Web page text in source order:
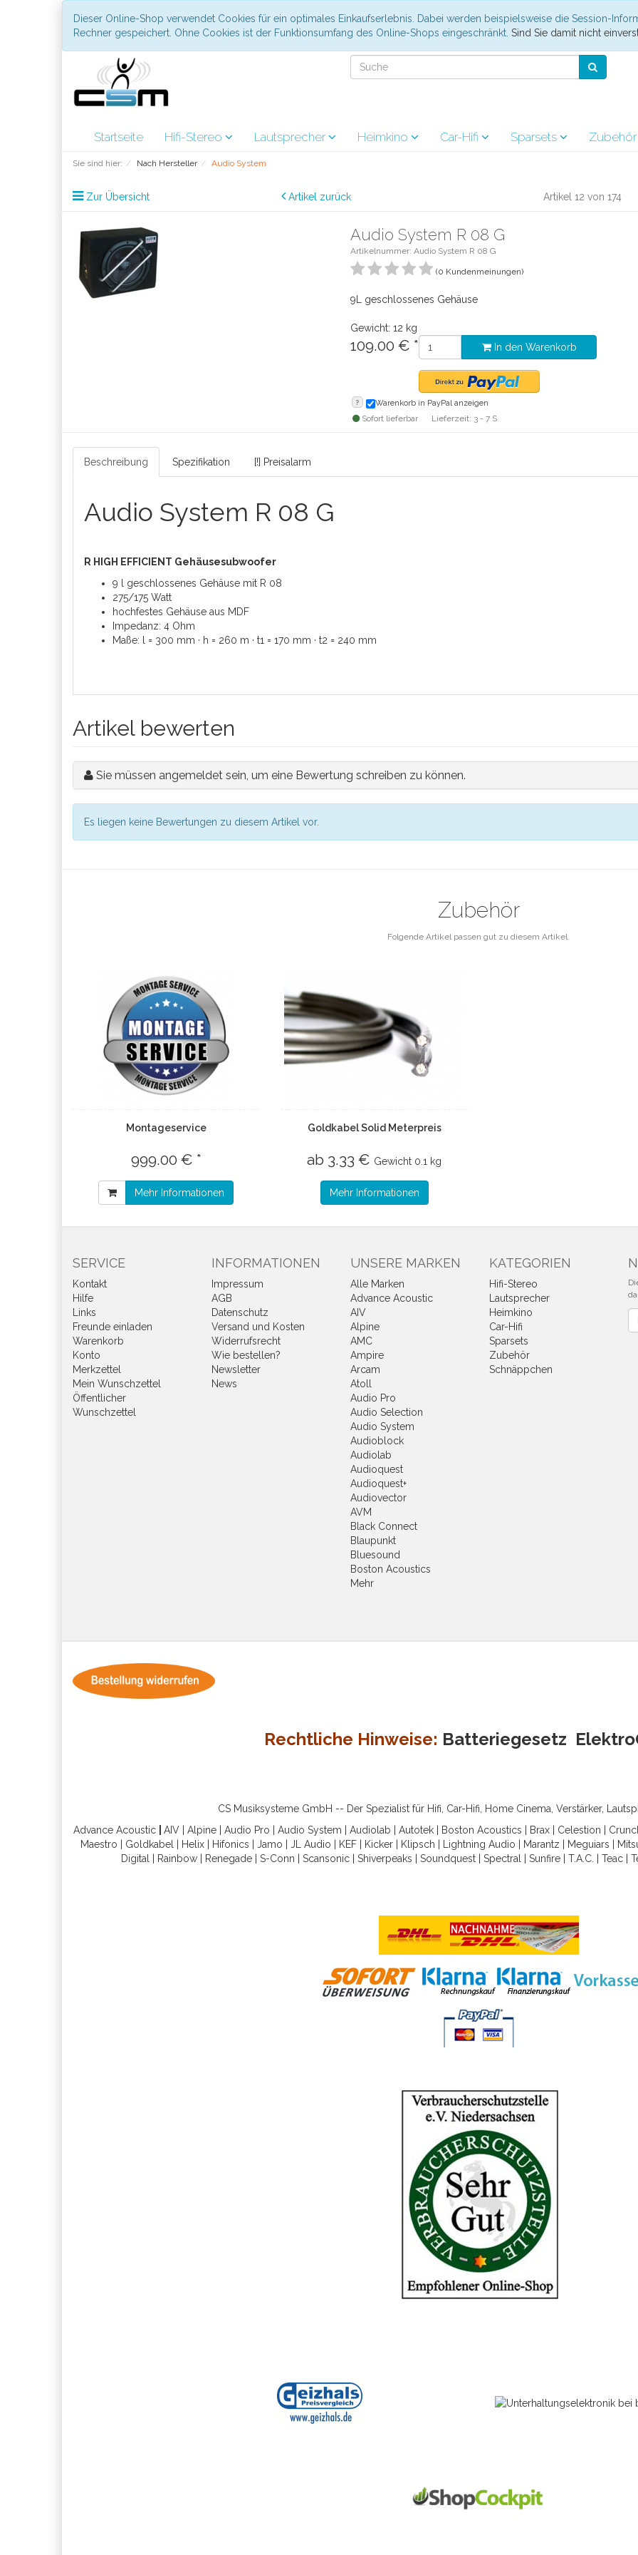
Dieser Online-Shop verwendet Cookies für ein optimales Einkaufserlebnis. Dabei werden beispielsweise die Session-
Rechner gespeichert. Ohne Cookies ist der Funktionsumfang des Online-Shops eingeschränkt. Sind Sie damit nicht
Startseite Hifi-Stereo Lautsprecher Heimkino Car-Hifi Sparsets Zubehör
Sie sind hier: Nach Hersteller Audio System
Zur Übersicht Artikel zurück Artikel 12 von 174
Audio System R 08 G
Artikelnummer: Audio System R 08 G
(0 Kundenmeinungen)
9L geschlossenes Gehäuse
Gewicht: 12 kg
109.00 € * In den Warenkorb
? Warenkorb in PayPal anzeigen
Sofort lieferbar Lieferzeit: 3 - 7 S
Beschreibung Spezifikation [!] Preisalarm
Audio System R 08 G
R HIGH EFFICIENT Gehäusesubwoofer
9 l geschlossenes Gehäuse mit R 08
275/175 Watt
hochfestes Gehäuse aus MDF
Impedanz: 4 Ohm
Maße: l = 300 mm · h = 260 m · t1 = 170 mm · t2 = 240 mm
Artikel bewerten
Sie müssen angemeldet sein, um eine Bewertung schreiben zu können.
Es liegen keine Bewertungen zu diesem Artikel vor.
Zubehör
Folgende Artikel passen gut zu diesem Artikel.
Montageservice
999.00 € *
Mehr Informationen
Goldkabel Solid Meterpreis
ab 3.33 € Gewicht 0.1 kg
Mehr Informationen
SERVICE
Kontakt
Hilfe
Links
Freunde einladen
Warenkorb
Konto
Merkzettel
Mein Wunschzettel
Öffentlicher
Wunschzettel
INFORMATIONEN
Impressum
AGB
Datenschutz
Versand und Kosten
Widerrufsrecht
Wie bestellen?
Newsletter
News
UNSERE MARKEN
Alle Marken
Advance Acoustic
AIV
Alpine
AMC
Ampire
Arcam
Atoll
Audio Pro
Audio Selection
Audio System
Audioblock
Audiolab
Audioquest
Audioquest+
Audiovector
AVM
Black Connect
Blaupunkt
Bluesound
Boston Acoustics
Mehr
KATEGORIEN
Hifi-Stereo
Lautsprecher
Heimkino
Car-Hifi
Sparsets
Zubehör
Schnäppchen
Rechtliche Hinweise: Batteriegesetz
CS Musiksysteme GmbH -- Der Spezialist für Hifi, Car-Hifi, Home Cinema, Verstärker,
Advance Acoustic
AIV Alpine Audio Pro Audio System Audiolab Autotek Boston Acoustics Brax Celestion
Maestro
Goldkabel Helix| Hifonics Jamo JL Audio KEF| Kicker| Klipsch Lightning Audio Marantz Meguiars
Digital
Rainbow Renegade S-Conn Scansonic Shiverpeaks Soundquest Spectral Sunfire T.A.C. Teac